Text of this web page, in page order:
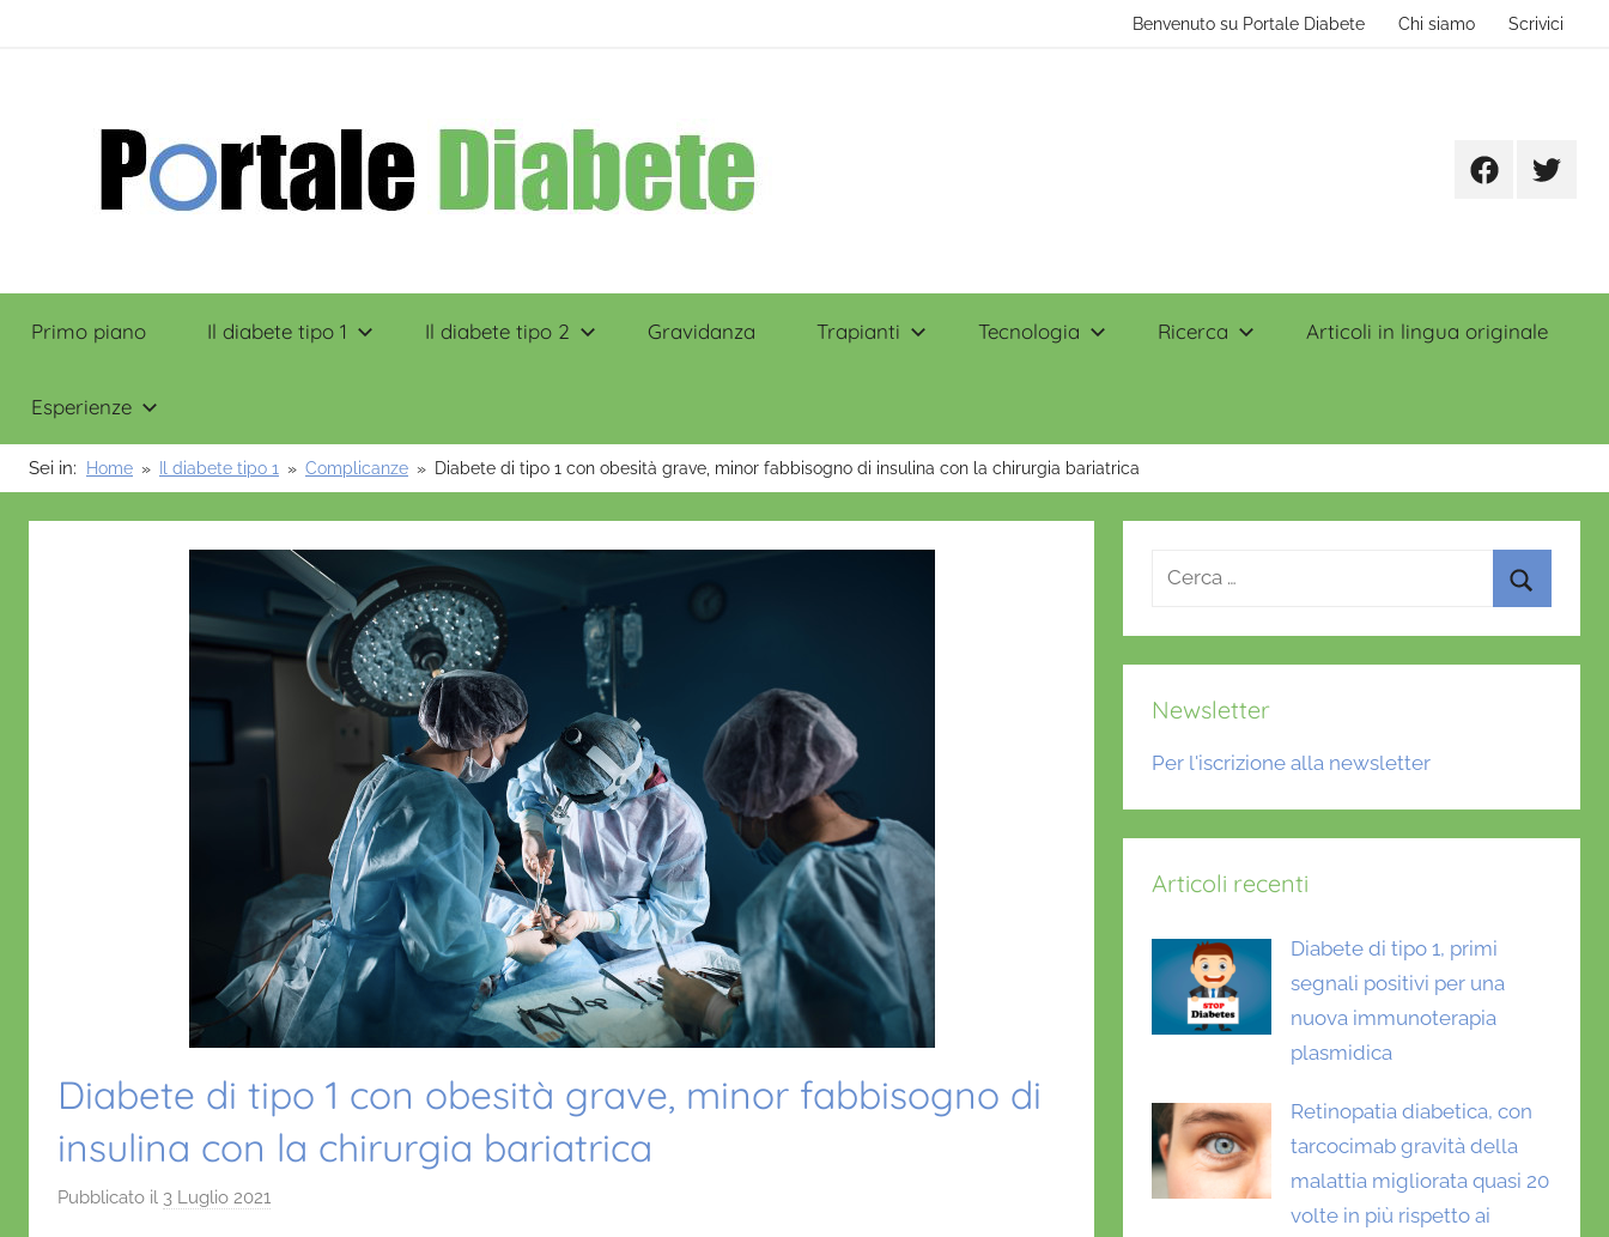
Benvenuto su Portale Diabete Chi siamo Scrivici
Portale
Diabete
FacebookTwitter
Primo piano Il diabete tipo 1 Il diabete tipo 2 Gravidanza Trapianti Tecnologia Ricerca Articoli in lingua originale
Esperienze
Sei in: Home Il diabete tipo 1 Complicanze Diabete di tipo 1 con obesità grave, minor fabbisogno di insulina con la chirurgia bariatrica
Diabete di tipo 1 con obesità grave, minor fabbisogno di
insulina con la chirurgia bariatrica
Pubblicato il 3 Luglio 2021
Ricerca
Newsletter
Per l'iscrizione alla newsletter
Articoli recenti
Diabete di tipo 1, primi
segnali positivi per una
nuova immunoterapia
plasmidica
Retinopatia diabetica, con
tarcocimab gravità della
malattia migliorata quasi 20
volte in più rispetto ai